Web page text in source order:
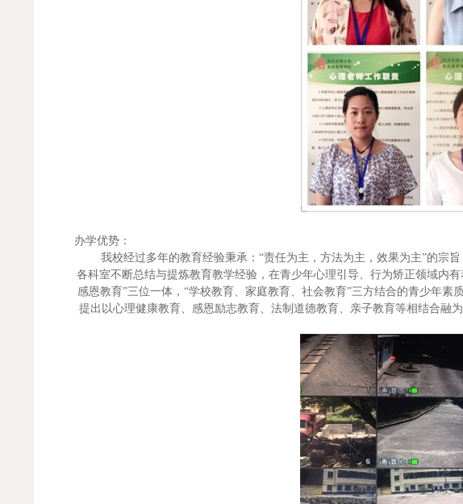
办学优势：
我校经过多年的教育经验秉承：“责任为主，方法为主，效果为主”的宗旨
各科室不断总结与提炼教育教学经验，在青少年心理引导、行为矫正领域内
感恩教育”三位一体，“学校教育、家庭教育、社会教育”三方结合的青少年
提出以心理健康教育、感恩励志教育、法制道德教育、亲子教育等相结合融